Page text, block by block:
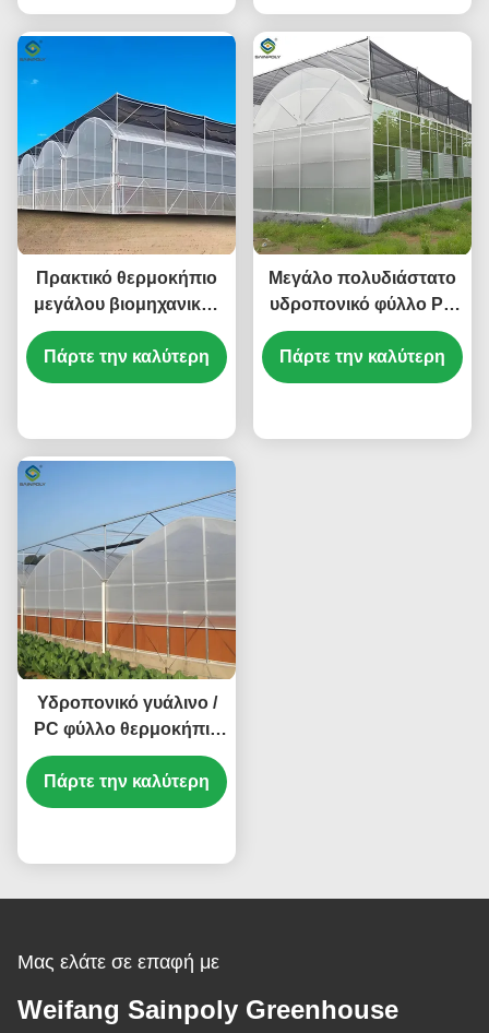
Πρακτικό θερμοκήπιο
μεγάλου βιομηχανικού
μεγέθους 30-100m
μήκος σταθερή δομή
Πάρτε την καλύτερη
Μεγάλο πολυδιάστατο
υδροπονικό φύλλο PC
θερμοκηπίου
Αντίσταση στον χιόνι
Στερεή δομή
Πάρτε την καλύτερη
Υδροπονικό γυάλινο /
PC φύλλο θερμοκήπιο
με το ντομάτα που
καλλιεργεί σύστημα
Μεγάλο
Πάρτε την καλύτερη
Μας ελάτε σε επαφή με
Weifang Sainpoly Greenhouse